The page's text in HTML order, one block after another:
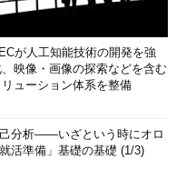
が人工知能技術の開発を強
映像・画像の探索などを含む
リューション体系を整備
分析――いざという時にオロ
活準備」基礎の基礎 (1/3)